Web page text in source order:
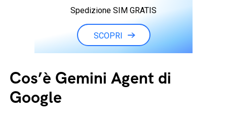
Spedizione SIM GRATIS
SCOPRI
Cos’è Gemini Agent di
Google